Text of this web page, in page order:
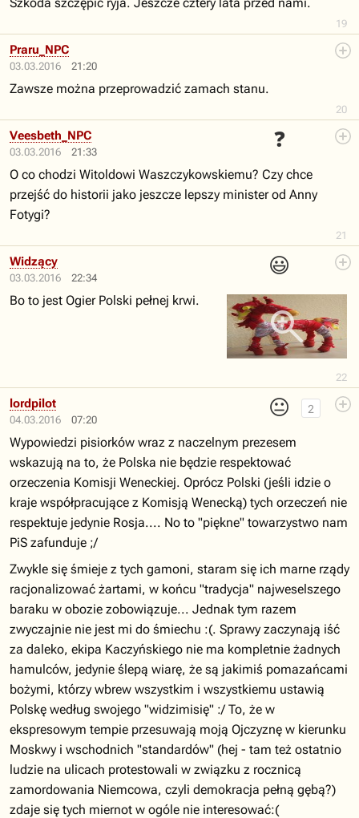
19
03.03.2016 21:20
20
Praru_NPC
Zawsze można przeprowadzić zamach stanu.
03.03.2016 21:33
❓
21
Veesbeth_NPC
O co chodzi Witoldowi Waszczykowskiemu? Czy chce
przejść do historii jako jeszcze lepszy minister od Anny
Fotygi?
03.03.2016 22:34
😃
22
Widzący
Bo to jest Ogier Polski pełnej krwi.
04.03.2016 07:20
😐 2
lordpilot
Wypowiedzi pisiorków wraz z naczelnym prezesem
wskazują na to, że Polska nie będzie respektować
orzeczenia Komisji Weneckiej. Oprócz Polski (jeśli idzie o
kraje współpracujące z Komisją Wenecką) tych orzeczeń nie
respektuje jedynie Rosja.... No to "piękne" towarzystwo nam
PiS zafunduje ;/
Zwykle się śmieje z tych gamoni, staram się ich marne rządy
racjonalizować żartami, w końcu "tradycja" najweselszego
baraku w obozie zobowiązuje... Jednak tym razem
zwyczajnie nie jest mi do śmiechu :(. Sprawy zaczynają iść
za daleko, ekipa Kaczyńskiego nie ma kompletnie żadnych
hamulców, jedynie ślepą wiarę, że są jakimiś pomazańcami
bożymi, którzy wbrew wszystkim i wszystkiemu ustawią
Polskę według swojego "widzimisię" :/ To, że w
ekspresowym tempie przesuwają moją Ojczyznę w kierunku
Moskwy i wschodnich "standardów" (hej - tam też ostatnio
ludzie na ulicach protestowali w związku z rocznicą
zamordowania Niemcowa, czyli demokracja pełną gębą?)
zdaje się tych miernot w ogóle nie interesować:(